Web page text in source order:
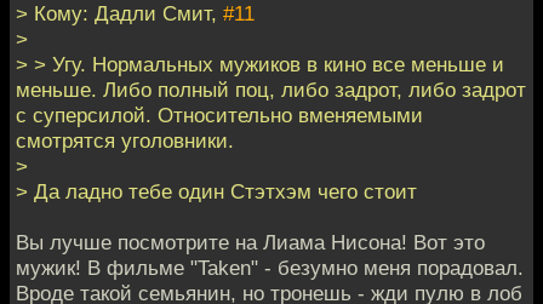
> Кому: Дадли Смит, #11
>
> > Угу. Нормальных мужиков в кино все меньше и
меньше. Либо полный поц, либо задрот, либо задрот
с суперсилой. Относительно вменяемыми
смотрятся уголовники.
>
> Да ладно тебе один Стэтхэм чего стоит
Вы лучше посмотрите на Лиама Нисона! Вот это
мужик! В фильме "Taken" - безумно меня порадовал.
Вроде такой семьянин, но тронешь - жди пулю в лоб